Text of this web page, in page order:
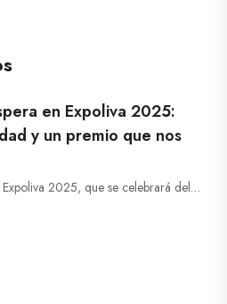
en Expoliva 2025:
y un premio que nos
2025, que se celebrará del…